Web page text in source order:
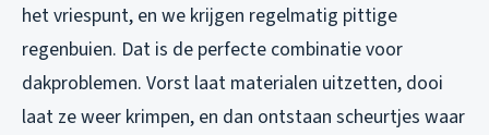
het vriespunt, en we krijgen regelmatig pittige
regenbuien. Dat is de perfecte combinatie voor
dakproblemen. Vorst laat materialen uitzetten, dooi
laat ze weer krimpen, en dan ontstaan scheurtjes waar